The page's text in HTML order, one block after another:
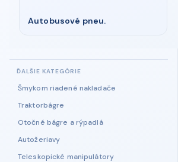
Autobusové pneu.
Šmykom riadené nakladače
Traktorbágre
Otočné bágre a rýpadlá
Autožeriavy
Teleskopické manipulátory